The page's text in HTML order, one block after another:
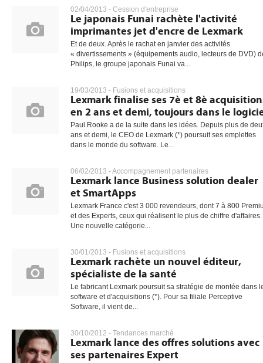
02/04/2013 - Cession d'entreprise
Le japonais Funai rachète l'activité
imprimantes jet d'encre de Lexmark
Et de deux. Après le rachat en janvier des activités
« divertissements » (équipements audio, lecteurs de DVD)
Philips, le groupe japonais Funai va...
19/03/2013 - Fusions et acquisitions
Lexmark finalise ses 7è et 8è
en 2 ans et demi, toujours dans le
Paul Rooke a de la suite dans les idées. Depuis plus de
ans et demi, le CEO de Lexmark (*) poursuit ses emplettes
dans le monde du software. Le...
06/02/2013 -Accompagnement partenaires
Lexmark lance Business solution dealer
et SmartApps
Lexmark France c'est 3 000 revendeurs, dont 7 à 800
et des Experts, ceux qui réalisent le plus de chiffre d'affaires.
Une nouvelle catégorie...
30/01/2013 - Fusions et acquisitions
Lexmark rachète un nouvel éditeur,
spécialiste de la santé
Le fabricant Lexmark poursuit sa stratégie de montée dans
software et d'acquisitions (*). Pour sa filiale Perceptive
Software, il vient de...
30/10/2012 - Tendances marché
Lexmark lance des offres solutions avec
ses partenaires Expert